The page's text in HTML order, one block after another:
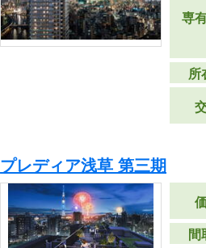
専
所
プレディア浅草 第三期
間